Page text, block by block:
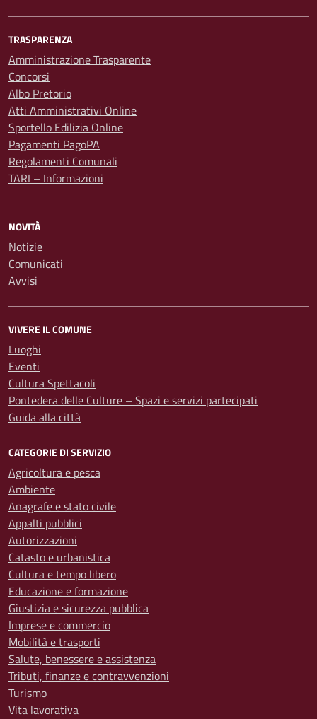
TRASPARENZA
Amministrazione Trasparente
Concorsi
Albo Pretorio
Atti Amministrativi Online
Sportello Edilizia Online
Pagamenti PagoPA
Regolamenti Comunali
TARI – Informazioni
NOVITÀ
Notizie
Comunicati
Avvisi
VIVERE IL COMUNE
Luoghi
Eventi
Cultura Spettacoli
Pontedera delle Culture – Spazi e servizi partecipati
Guida alla città
CATEGORIE DI SERVIZIO
Agricoltura e pesca
Ambiente
Anagrafe e stato civile
Appalti pubblici
Autorizzazioni
Catasto e urbanistica
Cultura e tempo libero
Educazione e formazione
Giustizia e sicurezza pubblica
Imprese e commercio
Mobilità e trasporti
Salute, benessere e assistenza
Tributi, finanze e contravvenzioni
Turismo
Vita lavorativa